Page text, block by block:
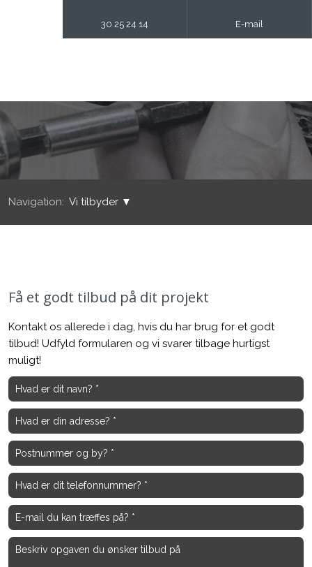
30 25 24 14 E-mail
Navigation: Vi tilbyder ▼
Få et godt tilbud på dit projekt​
Kontakt os allerede i dag, hvis du har brug for et godt
tilbud! ​Udfyld formularen og vi svarer tilbage hurtigst
muligt!